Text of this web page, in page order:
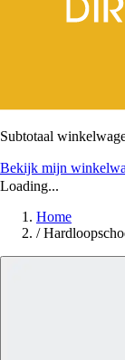
Subtotaal
Bekijk mijn
Loading...
Home
/